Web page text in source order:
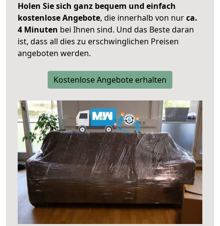
Holen Sie sich ganz bequem und einfach
kostenlose Angebote, die innerhalb von nurca.
4 Minuten bei Ihnen sind. Und das Beste daran
ist, dass all dies zu erschwinglichen Preisen
angeboten werden.
Kostenlose Angebote erhalten